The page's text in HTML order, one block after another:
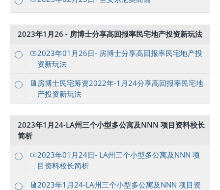
2023年1月26 - 房博士分享高回报率民宅地产投资新玩法
2023年01月26日- 房博士分享高回报率民宅地产投
资新玩法
房博士民宅筹资2022年-1月24分享高回报率民宅地
产投资新玩法
2023年1月24-LA州三个小型多公寓及NNN 项目资料校长
简析
2023年01月24日- LA州三个小型多公寓及NNN 项
目资料校长简析
2023年1月24-LA州三个小型多公寓及NNN 项目资